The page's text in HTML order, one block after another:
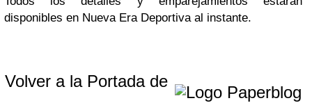
disponibles en Nueva Era Deportiva al instante.
Volver a la Portada de